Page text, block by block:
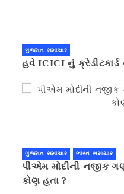
ગુજરાત સમાચાર
હવે ICICI નું
ગુજરાત સમાચાર ભારત સમાચાર
પીએમ મોદીની નજીક
કોણ હતા ?